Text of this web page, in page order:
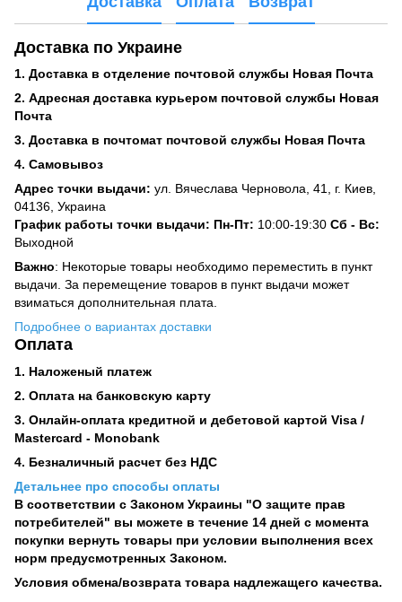
Доставка по Украине
1. Доставка в отделение почтовой службы Новая Почта
2. Адресная доставка курьером почтовой службы Новая
Почта
3. Доставка в почтомат почтовой службы Новая Почта
4. Самовывоз
Адрес точки выдачи: ул. Вячеслава Черновола, 41, г. Киев,
04136, Украина
График работы точки выдачи: Пн-Пт: 10:00-19:30 Сб - Вс:
Выходной
Важно: Некоторые товары необходимо переместить в пункт
выдачи. За перемещение товаров в пункт выдачи может
взиматься дополнительная плата.
Подробнее о вариантах доставки
Оплата
1. Наложеный платеж
2. Оплата на банковскую карту
3. Онлайн-оплата кредитной и дебетовой картой Visa /
Mastercard - Monobank
4. Безналичный расчет без НДС
Детальнее про способы оплаты
В соответствии с Законом Украины "О защите прав
потребителей" вы можете в течение 14 дней с момента
покупки вернуть товары при условии выполнения всех
норм предусмотренных Законом.
Условия обмена/возврата товара надлежащего качества.